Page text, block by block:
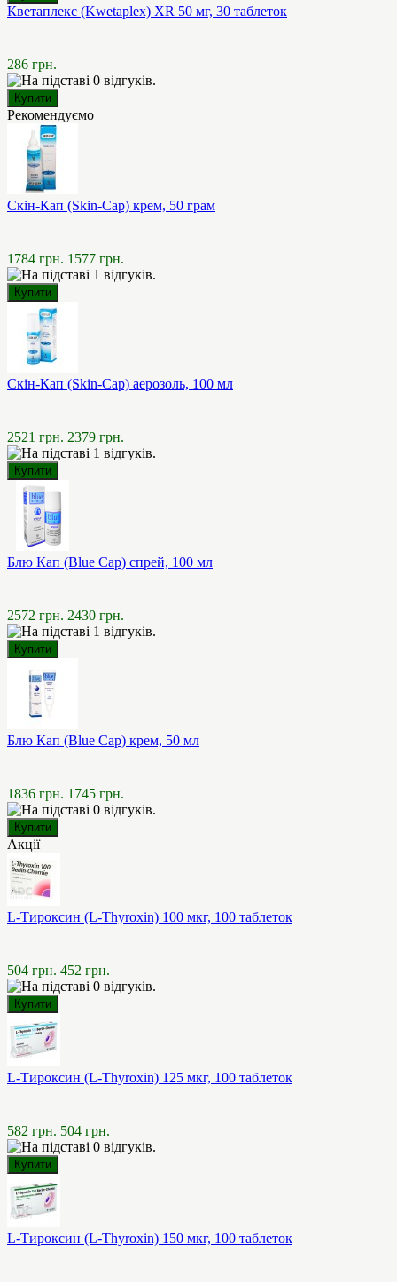
Кветаплекс (Kwetaplex) XR 50 мг, 30 таблеток
286 грн.
Рекомендуємо
Скін-Кап (Skin-Cap) крем, 50 грам
1784 грн. 1577 грн.
Скін-Кап (Skin-Cap) аерозоль, 100 мл
2521 грн. 2379 грн.
Блю Кап (Blue Cap) спрей, 100 мл
2572 грн. 2430 грн.
Блю Кап (Blue Cap) крем, 50 мл
1836 грн. 1745 грн.
Акції
L-Тироксин (L-Thyroxin) 100 мкг, 100 таблеток
504 грн. 452 грн.
L-Тироксин (L-Thyroxin) 125 мкг, 100 таблеток
582 грн. 504 грн.
L-Тироксин (L-Thyroxin) 150 мкг, 100 таблеток